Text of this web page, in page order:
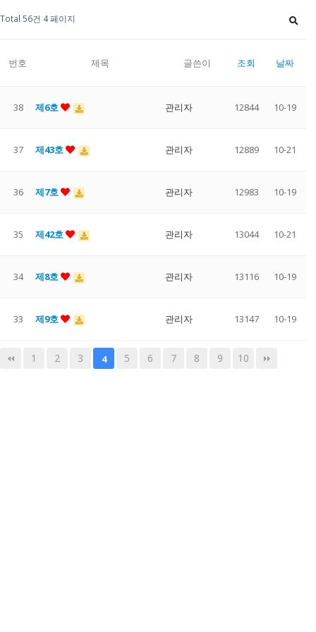
Total 56건 4 페이지
번호 제목 글쓴이 조회 날짜
38 제6호 관리자 12844 10-19
37 제43호 관리자 12889 10-21
36 제7호 관리자 12983 10-19
35 제42호 관리자 13044 10-21
34 제8호 관리자 13116 10-19
33 제9호 관리자 13147 10-19
1 2 3 4 5 6 7 8 9 10